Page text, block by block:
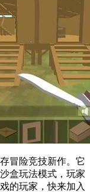
冒险竞技新作。它
盒玩法模式，玩家
的玩家，快来加入